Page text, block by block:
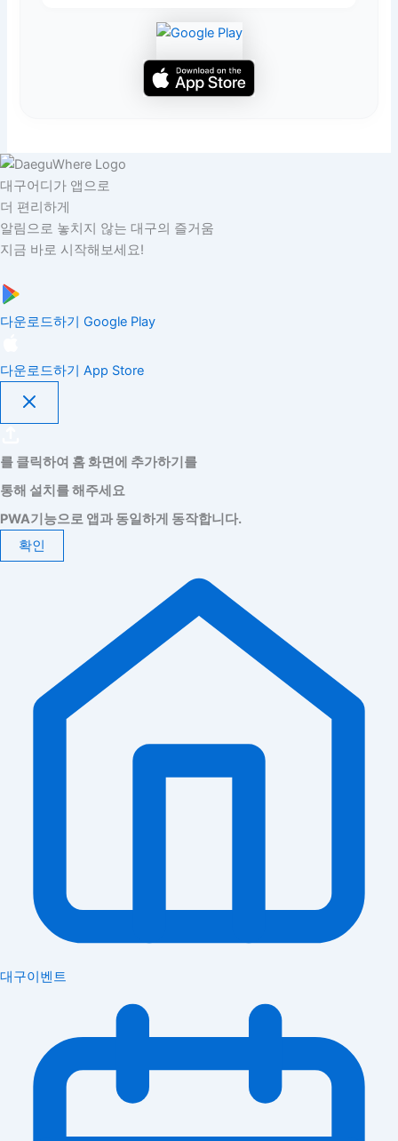
대구어디가 앱으로
더 편리하게
알림으로 놓치지 않는 대구의 즐거움
지금 바로 시작해보세요!
다운로드하기 Google Play
다운로드하기 App Store
를 클릭하여 홈 화면에 추가하기를
통해 설치를 해주세요
PWA기능으로 앱과 동일하게 동작합니다.
확인
대구이벤트